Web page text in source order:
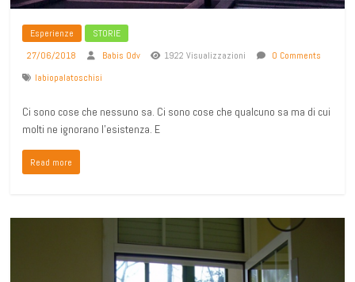
Esperienze
STORIE
27/06/2018
Babis Odv 1922 Visualizzazioni
0 Comments
labiopalatoschisi
Ci sono cose che nessuno sa. Ci sono cose che qualcuno sa ma di cui
molti ne ignorano l’esistenza. E
Read more